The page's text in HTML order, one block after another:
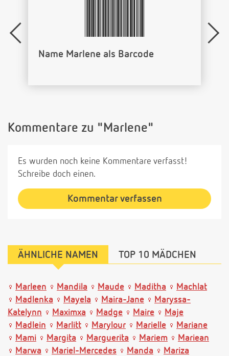
Name Marlene als Barcode
Kommentare zu "Marlene"
Es wurden noch keine Kommentare verfasst!
Schreibe doch einen.
Kommentar verfassen
ÄHNLICHE NAMEN TOP 10 MÄDCHEN
Marleen Mandila Maude Maditha
Machlat
Madlenka
Mayela Maira-Jane
Maryssa-
Katelynn
Maximxa Madge Maire
Maje
Madlein
Marlitt Marylour Marielle
Mariane
Mami
Margita Marguerita Mariem
Mariean
Marwa
Mariel-Mercedes Manda
Mariza